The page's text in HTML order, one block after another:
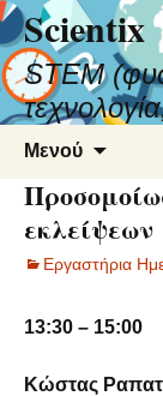
Scientix
STEM
Μενού
εκλείψεων
Εργαστήρια
13:30 – 15:00
Κώστας